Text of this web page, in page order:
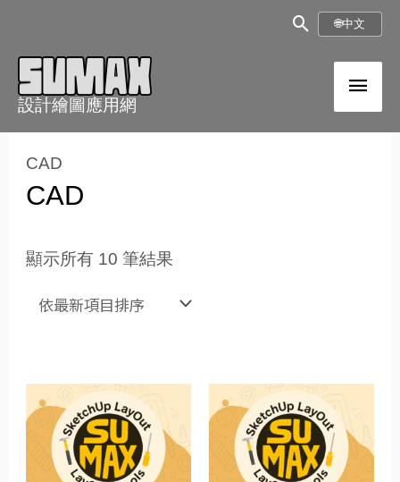
搜
🌐中文
設計繪圖應用網
主
選
CAD
CAD
顯示所有 10 筆結果
依
價
格
範
圍：
NT$1,350
價
格
範
圍：
NT$1,350